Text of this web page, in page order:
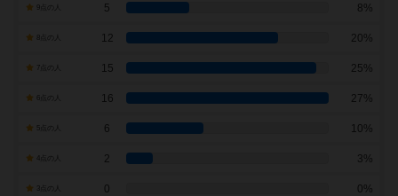
5 8%
12 20%
7点の人 15 25%
16 27%
6 10%
2 3%
0 0%